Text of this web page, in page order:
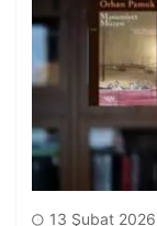
13 Şubat 2026